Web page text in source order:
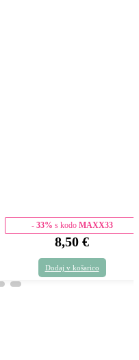
- 33% s kodo MAXX33
8,50 €
Dodaj v košarico